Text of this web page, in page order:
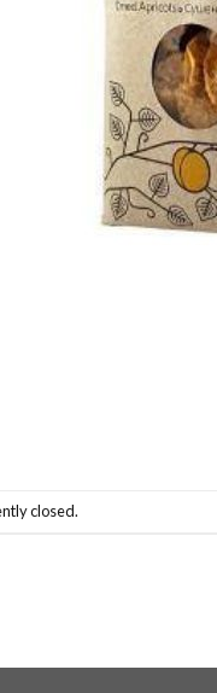
closed.